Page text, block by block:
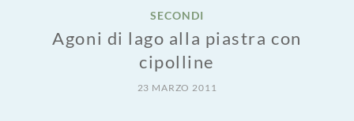
SECONDI
Agoni di lago alla piastra con
cipolline
23 MARZO 2011